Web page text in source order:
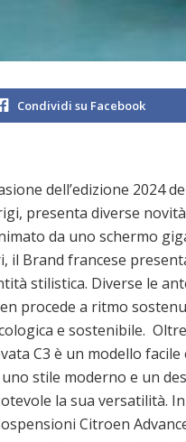
Condividi su Facebook
dell’edizione 2024
presenta diverse
da uno schermo
il Brand francese
stilistica. Diverse le
procede a ritmo
e sostenibile.
C3 è un modello facile
uno stile moderno e un
la sua versatilità.
Citroen